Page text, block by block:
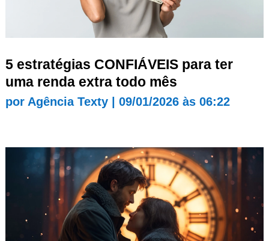
5 estratégias CONFIÁVEIS para ter
uma renda extra todo mês
por Agência Texty| 09/01/2026 às 06:22